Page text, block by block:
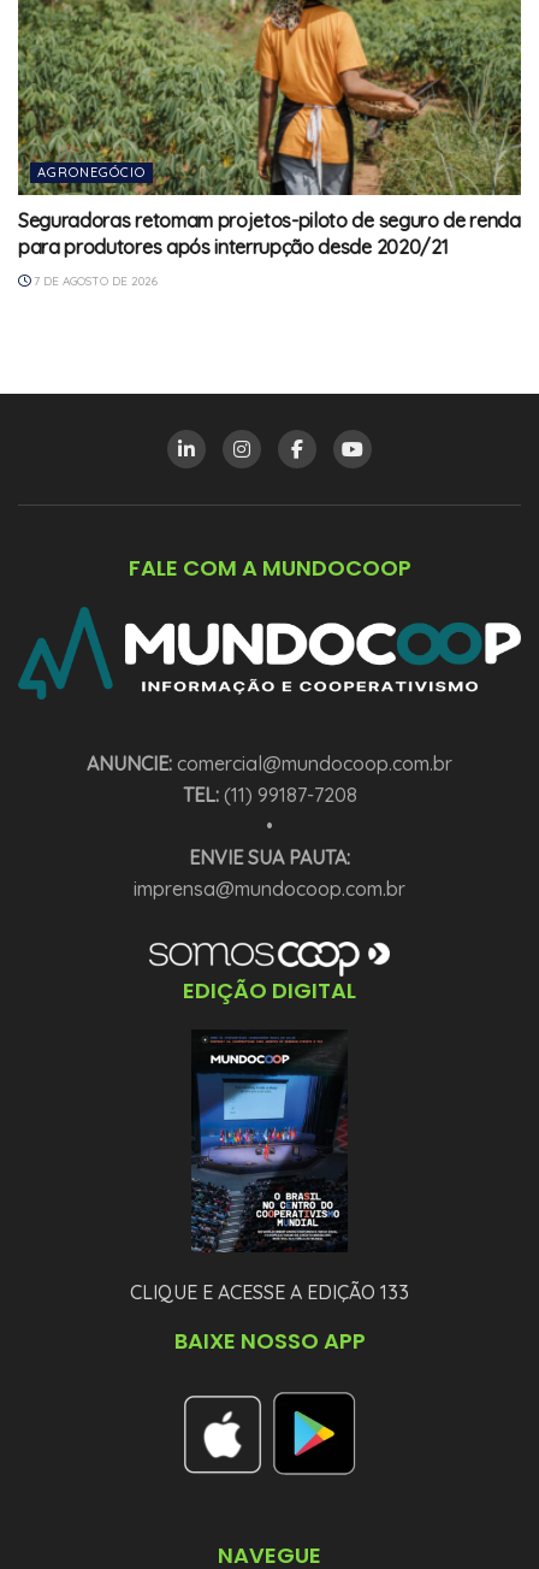
AGRONEGÓCIO
Seguradoras retomam projetos-piloto de seguro de renda
para produtores após interrupção desde 2020/21
7 DE AGOSTO DE 2026
FALE COM A MUNDOCOOP
ANUNCIE: comercial@mundocoop.com.br
TEL:(11) 99187-7208
•
ENVIE SUA PAUTA:
imprensa@mundocoop.com.br
EDIÇÃO DIGITAL
CLIQUE E ACESSE A EDIÇÃO 133
BAIXE NOSSO APP
NAVEGUE